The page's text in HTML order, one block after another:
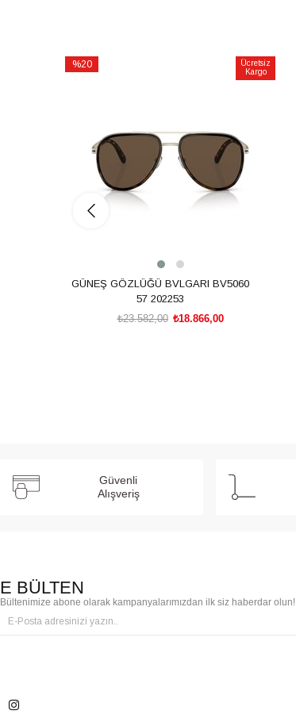
%20
Ücretsiz
Kargo
GÜNEŞ GÖZLÜĞÜ BVLGARI BV5060
57 202253
₺18.866,00
₺23.582,00
Güvenli
Alışveriş
E BÜLTEN
Bültenimize abone olarak kampanyalarımızdan ilk siz haberdar olun!